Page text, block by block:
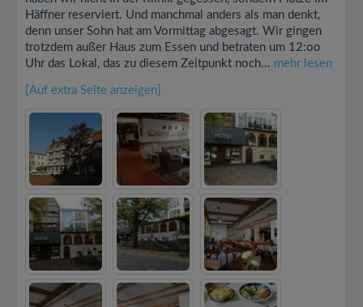
Häffner reserviert. Und manchmal anders als man denkt,
denn unser Sohn hat am Vormittag abgesagt. Wir gingen
trotzdem außer Haus zum Essen und betraten um 12:oo
Uhr das Lokal, das zu diesem Zeitpunkt noch... mehr lesen
[Auf extra Seite anzeigen]